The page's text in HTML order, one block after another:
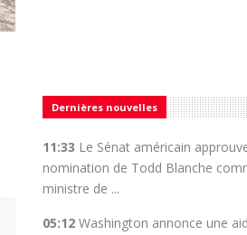
Dernières nouvelles
11:33 Le Sénat américain
nomination de Todd Blanche
ministre de ...
05:12 Washington annonce une